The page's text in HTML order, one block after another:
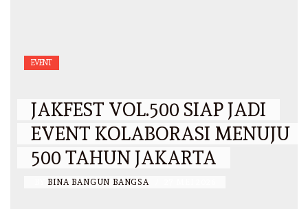
EVENT
JAKFEST VOL.500 SIAP JADI
EVENT KOLABORASI MENUJU
500 TAHUN JAKARTA
BINA BANGUN BANGSA